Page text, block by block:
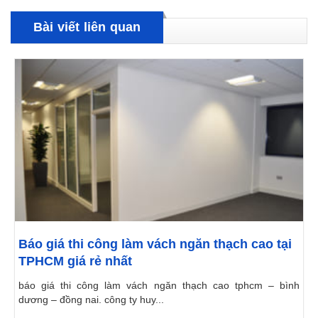
Bài viết liên quan
Báo giá thi công làm vách ngăn thạch cao tại
TPHCM giá rẻ nhất
báo giá thi công làm vách ngăn thạch cao tphcm – bình
dương – đồng nai. công ty huy...